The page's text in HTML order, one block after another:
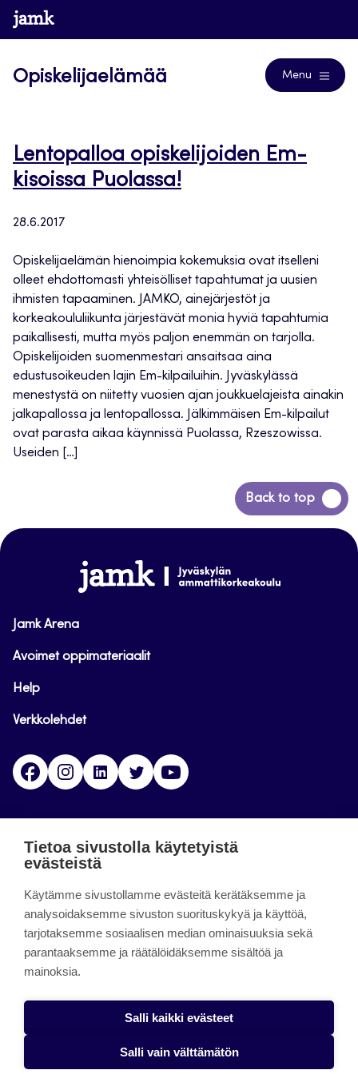
Siirry
suoraan
www.jamk.fi
Opiskelijaelämää Menu
Lentopalloa opiskelijoiden Em-
kisoissa Puolassa!
28.6.2017
Opiskelijaelämän hienoimpia kokemuksia ovat itselleni
olleet ehdottomasti yhteisölliset tapahtumat ja uusien
ihmisten tapaaminen. JAMKO, ainejärjestöt ja
korkeakoululiikunta järjestävät monia hyviä tapahtumia
paikallisesti, mutta myös paljon enemmän on tarjolla.
Opiskelijoiden suomenmestari ansaitsaa aina
edustusoikeuden lajin Em-kilpailuihin. Jyväskylässä
menestystä on niitetty vuosien ajan joukkuelajeista ainakin
jalkapallossa ja lentopallossa. Jälkimmäisen Em-kilpailut
ovat parasta aikaa käynnissä Puolassa, Rzeszowissa.
Useiden […]
Back to top
Siirry
takaisin
www.jamk.fi
Jamk Arena
Avoimet oppimateriaalit
Help
Verkkolehdet
FacebookInstagramLinkedinTwitter
päättynyt 11.9.2023.
About the site
Käyttöehdot
Saavutettavuusseloste
Alasottoilmoitus
Tietoa sivustolla käytetyistä
evästeistä
Käytämme sivustollamme evästeitä kerätäksemme ja
analysoidaksemme sivuston suorituskykyä ja käyttöä,
tarjotaksemme sosiaalisen median ominaisuuksia sekä
parantaaksemme ja räätälöidäksemme sisältöä ja
mainoksia.
Salli kaikki evästeet
Salli vain välttämätön